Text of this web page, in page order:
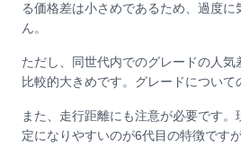
る価格差は小さめであるため、過度
ん。
ただし、同世代内でのグレードの人気
比較的大きめです。グレードについて
また、走行距離にも注意が必要です
定になりやすいのが6代目の特徴です